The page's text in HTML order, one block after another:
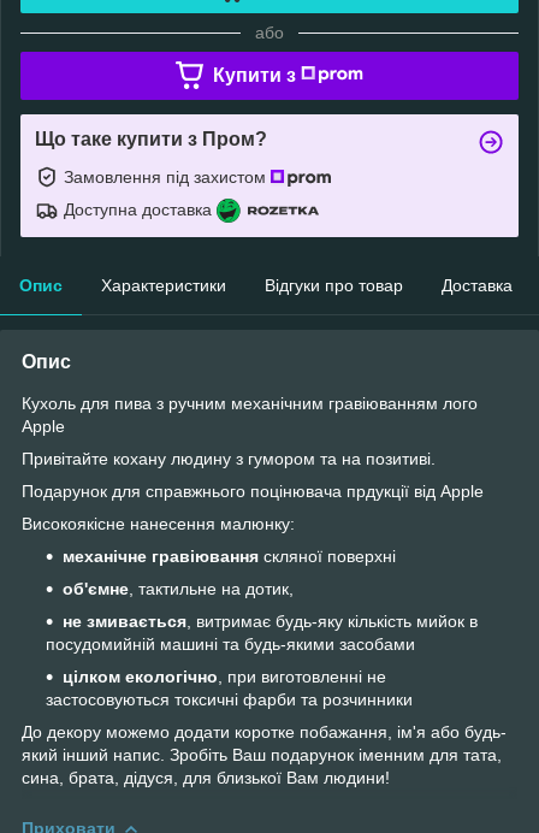
або
Купити з
Що таке купити з Пром?
Замовлення під захистом
Доступна доставка
Опис Характеристики Відгуки про товар Доставка
Опис
Кухоль для пива з ручним механічним гравіюванням лого
Apple
Привітайте кохану людину з гумором та на позитиві.
Подарунок для справжнього поцінювача прдукції від Apple
Високоякісне нанесення малюнку:
механічне гравіювання скляної поверхні
об'ємне , тактильне на дотик,
не змивається , витримає будь-яку кількість мийок в
посудомийній машині та будь-якими засобами
цілком екологічно , при виготовленні не
застосовуються токсичні фарби та розчинники
До декору можемо додати коротке побажання, ім'я або будь-
який інший напис. Зробіть Ваш подарунок іменним для тата,
сина, брата, дідуся, для близької Вам людини!
Приховати